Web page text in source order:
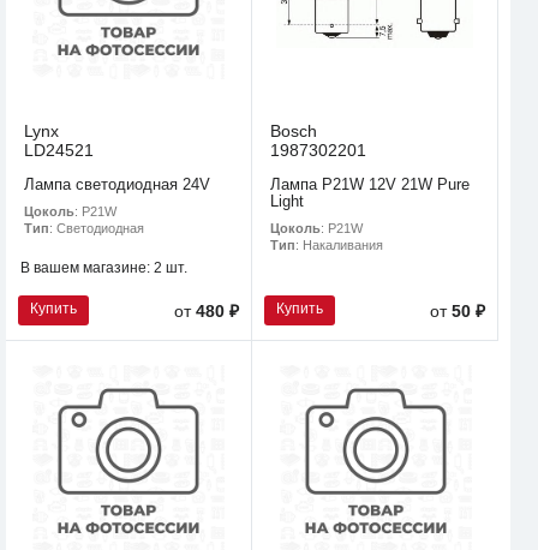
Lynx
LD24521
Лампа светодиодная 24V
Цоколь: P21W
Тип: Светодиодная
В вашем магазине: 2 шт.
Купить от480 ₽
Bosch
1987302201
Лампа P21W 12V 21W Pure
Light
Цоколь: P21W
Тип: Накаливания
Купить от50 ₽